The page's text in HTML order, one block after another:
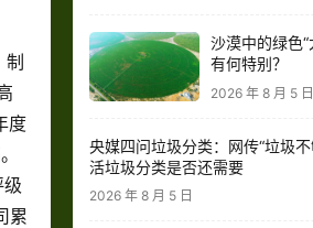
制
度
累
沙漠中的绿色“
有何特别？
2026 年 8 月 5 日
央媒四问垃圾分类：网传“垃圾不
活垃圾分类是否还需要
2026 年 8 月 5 日